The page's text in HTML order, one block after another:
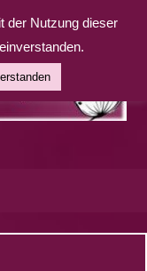
der Nutzung dieser